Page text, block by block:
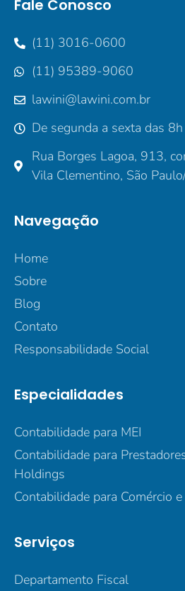
Fale Conosco
(11) 3016-0600
(11) 95389-9060
lawini@lawini.com.br
De segunda a sexta das
Rua Borges Lagoa, 913,
Vila Clementino, São
Navegação
Home
Sobre
Blog
Contato
Responsabilidade Social
Especialidades
Contabilidade para MEI
Contabilidade para
Holdings
Contabilidade para Comércio
Serviços
Departamento Fiscal